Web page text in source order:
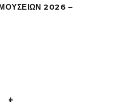
2026 –